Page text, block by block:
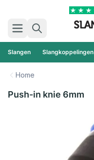
Zoek
Slangen Slangkoppelingen
Home
Push-in knie 6mm